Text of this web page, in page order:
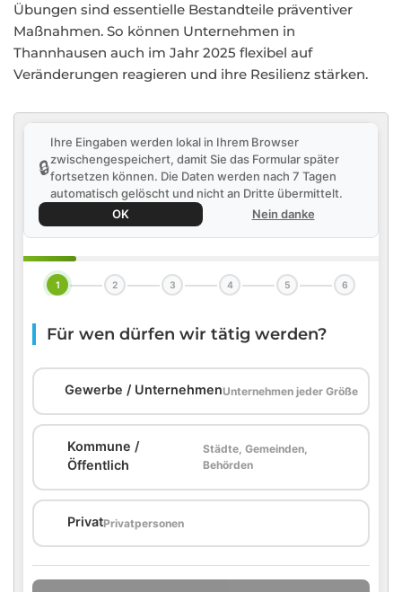
Übungen sind essentielle Bestandteile präventiver
Maßnahmen. So können Unternehmen in
Thannhausen auch im Jahr 2025 flexibel auf
Veränderungen reagieren und ihre Resilienz stärken.
🔒
Ihre Eingaben werden lokal in Ihrem Browser
zwischengespeichert, damit Sie das Formular später
fortsetzen können. Die Daten werden nach 7 Tagen
automatisch gelöscht und nicht an Dritte übermittelt.
OK
Nein danke
1 2 3 4 5 6
Für wen dürfen wir tätig werden?
Gewerbe / UnternehmenUnternehmen jeder Größe
Kommune /
Öffentlich
Städte, Gemeinden,
Behörden
PrivatPrivatpersonen